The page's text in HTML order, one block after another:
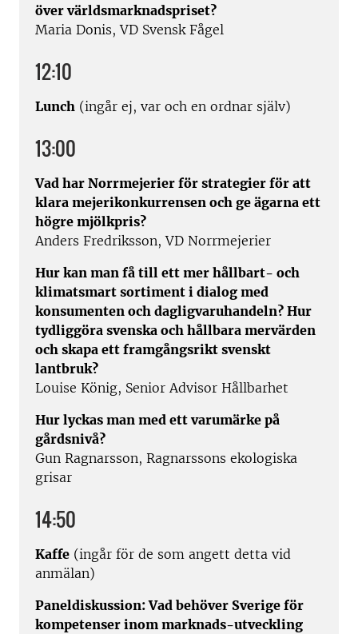
över världsmarknadspriset?
Maria Donis, VD Svensk Fågel
12:10
Lunch (ingår ej, var och en ordnar själv)
13:00
Vad har Norrmejerier för strategier för att
klara mejerikonkurrensen och ge ägarna ett
högre mjölkpris?
Anders Fredriksson, VD Norrmejerier
Hur kan man få till ett mer hållbart- och
klimatsmart sortiment i dialog med
konsumenten och dagligvaruhandeln? Hur
tydliggöra svenska och hållbara mervärden
och skapa ett framgångsrikt svenskt
lantbruk?
Louise König, Senior Advisor Hållbarhet
Hur lyckas man med ett varumärke på
gårdsnivå?
Gun Ragnarsson, Ragnarssons ekologiska
grisar
14:50
Kaffe (ingår för de som angett detta vid
anmälan)
Paneldiskussion: Vad behöver Sverige för
kompetenser inom marknads-utveckling